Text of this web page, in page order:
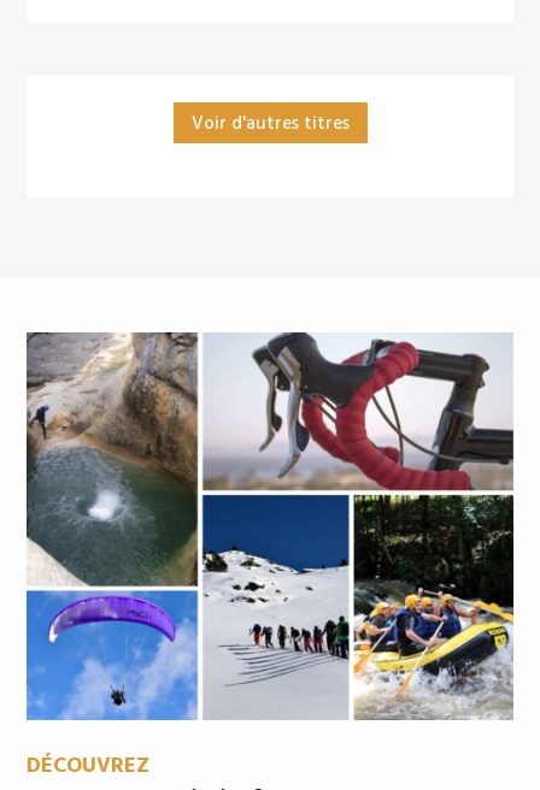
Voir d'autres titres
DÉCOUVREZ